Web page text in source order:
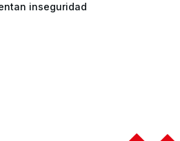
inseguridad